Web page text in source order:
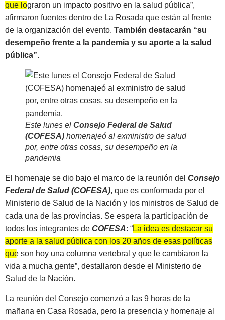
que lograron un impacto positivo en la salud pública”,
afirmaron fuentes dentro de La Rosada que están al frente
de la organización del evento. También destacarán “su
desempeño frente a la pandemia y su aporte a la salud
pública”.
Este lunes el Consejo Federal de Salud
(COFESA) homenajeó al exministro de salud
por, entre otras cosas, su desempeño en la
pandemia
El homenaje se dio bajo el marco de la reunión del Consejo
Federal de Salud (COFESA), que es conformada por el
Ministerio de Salud de la Nación y los ministros de Salud de
cada una de las provincias. Se espera la participación de
todos los integrantes de COFESA: “La idea es destacar su
aporte a la salud pública con los 20 años de esas políticas
que son hoy una columna vertebral y que le cambiaron la
vida a mucha gente”, destallaron desde el Ministerio de
Salud de la Nación.
La reunión del Consejo comenzó a las 9 horas de la
mañana en Casa Rosada, pero la presencia y homenaje al